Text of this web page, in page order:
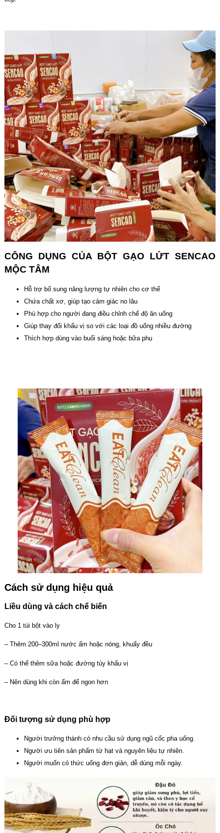
CÔNG DỤNG CỦA BỘT GẠO LỨT SENCAO
MỘC TÂM
Hỗ trợ bổ sung năng lượng tự nhiên cho cơ thể
Chứa chất xơ, giúp tạo cảm giác no lâu
Phù hợp cho người đang điều chỉnh chế độ ăn uống
Giúp thay đổi khẩu vị so với các loại đồ uống nhiều đường
Thích hợp dùng vào buổi sáng hoặc bữa phụ
Cách sử dụng hiệu quả
Liều dùng và cách chế biến
Cho 1 túi bột vào ly
– Thêm 200–300ml nước ấm hoặc nóng, khuấy đều
– Có thể thêm sữa hoặc đường tùy khẩu vị
– Nên dùng khi còn ấm để ngon hơn
Đối tượng sử dụng phù hợp
Người trưởng thành có nhu cầu sử dụng ngũ cốc pha uống.
Người ưu tiên sản phẩm từ hạt và nguyên liệu tự nhiên.
Người muốn có thức uống đơn giản, dễ dùng mỗi ngày.